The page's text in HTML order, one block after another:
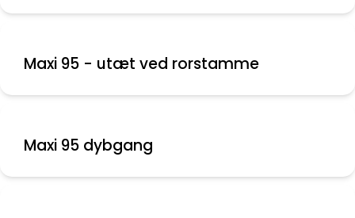
Maxi 95 - utæt ved rorstamme
Maxi 95 dybgang